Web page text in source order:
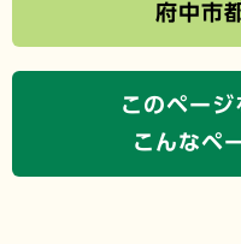
府中市
このページ
こんなペ